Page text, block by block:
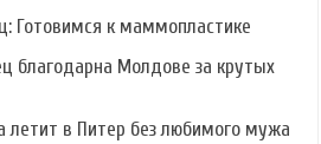
Готовимся к маммопластике
благодарна Молдове за крутых
летит в Питер без любимого мужа